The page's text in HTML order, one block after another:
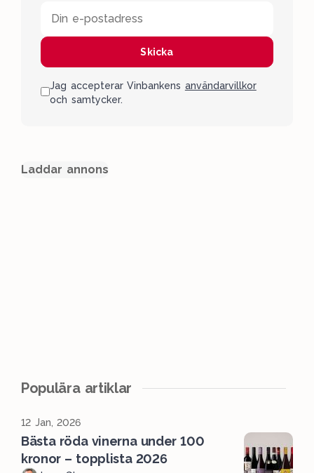
Din e-postadress
Skicka
Jag accepterar Vinbankens användarvillkor
och samtycker.
Laddar annons
Populära artiklar
12 Jan, 2026
Bästa röda vinerna under 100
kronor – topplista 2026